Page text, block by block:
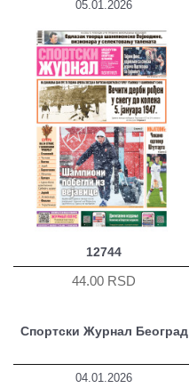
05.01.2026
12744
44.00 RSD
Спортски Журнал Београд
04.01.2026